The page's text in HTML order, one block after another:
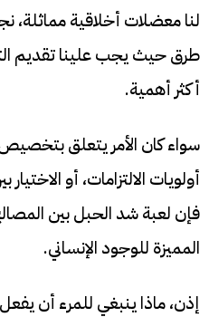
لنا معضلات أخلاقية مماثلة،
طرق حيث يجب علينا تقديم
أكثر أهمية.
سواء كان الأمر يتعلق
أولويات الالتزامات، أو
فإن لعبة شد الحبل بين
المميزة للوجود الإنساني.
إذن، ماذا ينبغي للمرء أن